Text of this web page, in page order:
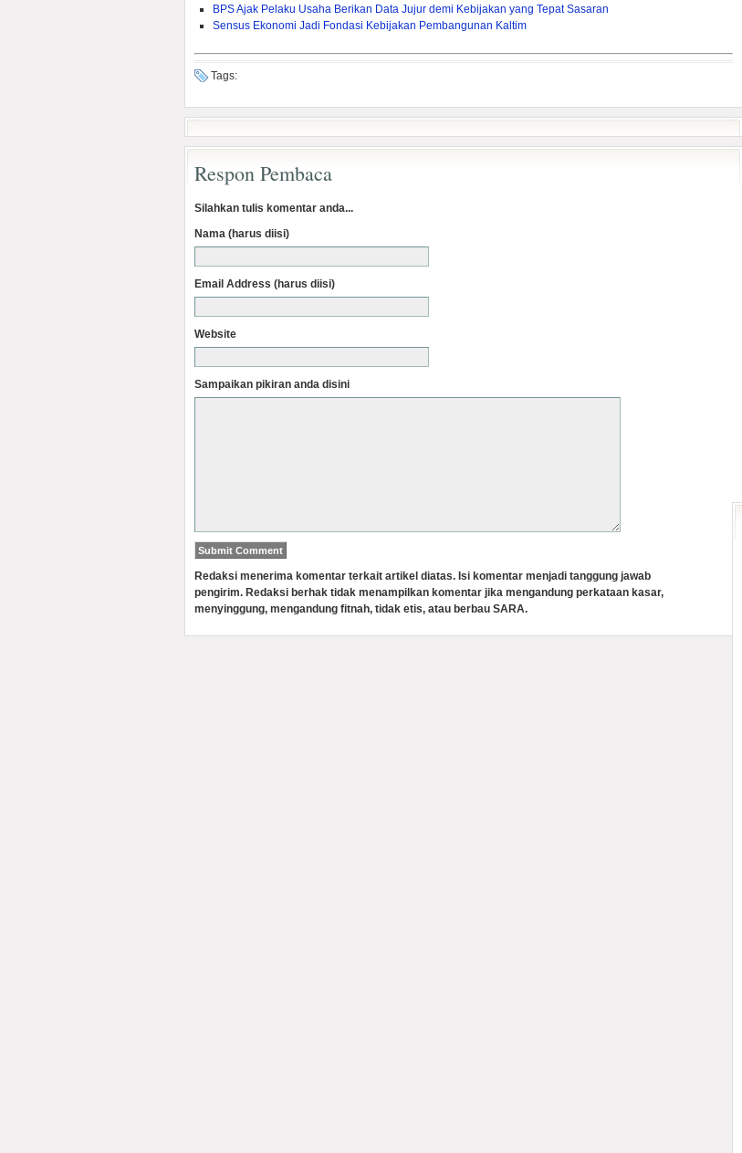
BPS Ajak Pelaku Usaha Berikan Data Jujur demi Kebijakan yang Tepat Sasaran
Sensus Ekonomi Jadi Fondasi Kebijakan Pembangunan Kaltim
Tags:
Respon Pembaca
Silahkan tulis komentar anda...
Nama (harus diisi)
Email Address (harus diisi)
Website
Sampaikan pikiran anda disini
Redaksi menerima komentar terkait artikel diatas. Isi komentar menjadi tanggung jawab
pengirim. Redaksi berhak tidak menampilkan komentar jika mengandung perkataan kasar,
menyinggung, mengandung fitnah, tidak etis, atau berbau SARA.